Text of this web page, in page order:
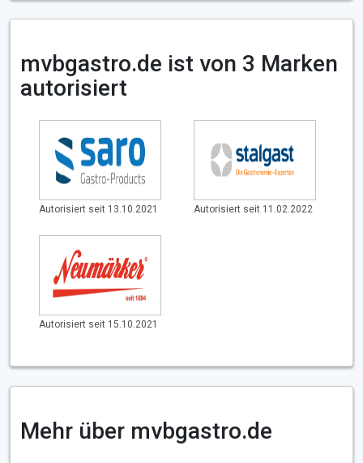
mvbgastro.de ist von 3 Marken
autorisiert
Autorisiert seit 13.10.2021
Autorisiert seit 15.10.2021
Autorisiert seit 11.02.2022
Mehr über mvbgastro.de